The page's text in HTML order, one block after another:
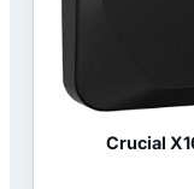
Crucial